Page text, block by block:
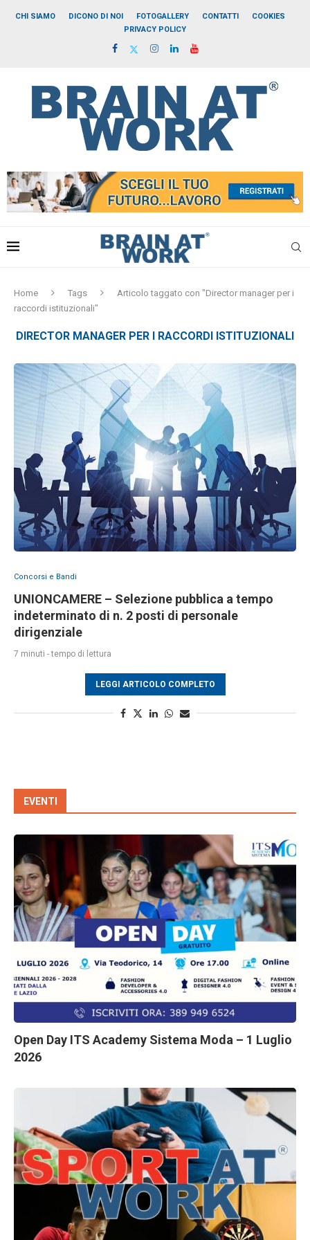
CHI SIAMO DICONO DI NOI FOTOGALLERY CONTATTI
COOKIES
PRIVACY POLICY
Home Tags
Articolo taggato con "Director manager per i
raccordi istituzionali"
DIRECTOR MANAGER PER I RACCORDI ISTITUZIONALI
Concorsi e Bandi
UNIONCAMERE – Selezione pubblica a tempo
indeterminato di n. 2 posti di personale
dirigenziale
7 minuti - tempo di lettura
LEGGI ARTICOLO COMPLETO
EVENTI
Open Day ITS Academy Sistema Moda – 1 Luglio
2026